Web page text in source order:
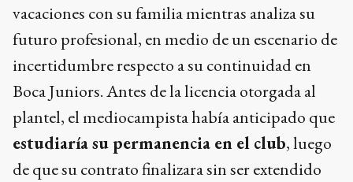
vacaciones con su familia mientras analiza su
futuro profesional, en medio de un escenario de
incertidumbre respecto a su continuidad en
Boca Juniors. Antes de la licencia otorgada al
plantel, el mediocampista había anticipado que
estudiaría su permanencia en el club, luego
de que su contrato finalizara sin ser extendido